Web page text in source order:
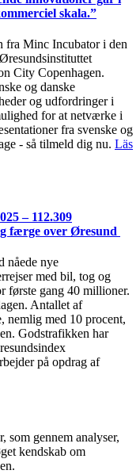
skala.”
fra Minc Incubator i den
City Copenhagen.
og danske
og udfordringer i
for at netværke i
fra svenske og
- så tilmeld dig nu. Läs
– 112.309
færge over Øresund
nåede nye
med bil, tog og
første gang 40 millioner.
Antallet af
nemlig med 10 procent,
Godstrafikken har
på opdrag af
som gennem analyser,
kendskab om